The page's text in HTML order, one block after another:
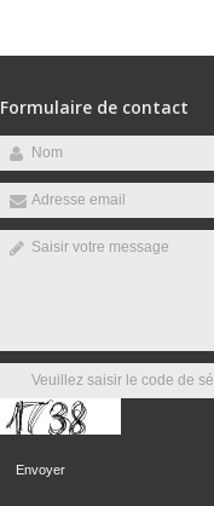
Formulaire de contact
Envoyer